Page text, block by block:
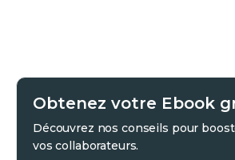
Obtenez votre Ebook
Découvrez nos conseils pour
vos collaborateurs.